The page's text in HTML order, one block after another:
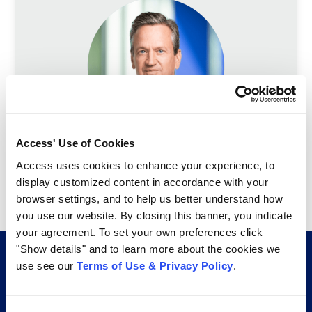
Access' Use of Cookies
Access uses cookies to enhance your experience, to
display customized content in accordance with your
browser settings, and to help us better understand how
you use our website. By closing this banner, you indicate
your agreement. To set your own preferences click
"Show details" and to learn more about the cookies we
use see our Terms of Use & Privacy Policy
Vea cómo los servicios de
digitalización de
documentos de Access
pueden optimizar sus
procesos empresariales.